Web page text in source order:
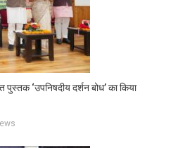
‘उपनिषदीय दर्शन बोध’ का किया